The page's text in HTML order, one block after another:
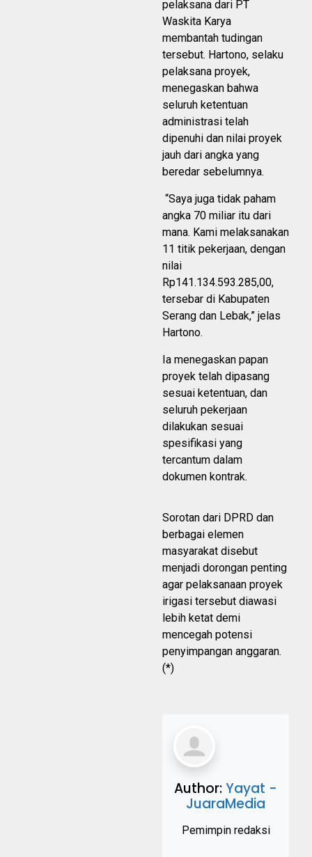
pelaksana dari PT
Waskita Karya
membantah tudingan
tersebut. Hartono, selaku
pelaksana proyek,
menegaskan bahwa
seluruh ketentuan
administrasi telah
dipenuhi dan nilai proyek
jauh dari angka yang
beredar sebelumnya.
“Saya juga tidak paham
angka 70 miliar itu dari
mana. Kami melaksanakan
11 titik pekerjaan, dengan
nilai
Rp141.134.593.285,00,
tersebar di Kabupaten
Serang dan Lebak,” jelas
Hartono.
Ia menegaskan papan
proyek telah dipasang
sesuai ketentuan, dan
seluruh pekerjaan
dilakukan sesuai
spesifikasi yang
tercantum dalam
dokumen kontrak.
Sorotan dari DPRD dan
berbagai elemen
masyarakat disebut
menjadi dorongan penting
agar pelaksanaan proyek
irigasi tersebut diawasi
lebih ketat demi
mencegah potensi
penyimpangan anggaran.
(*)
Author:Yayat -
JuaraMedia
Pemimpin redaksi